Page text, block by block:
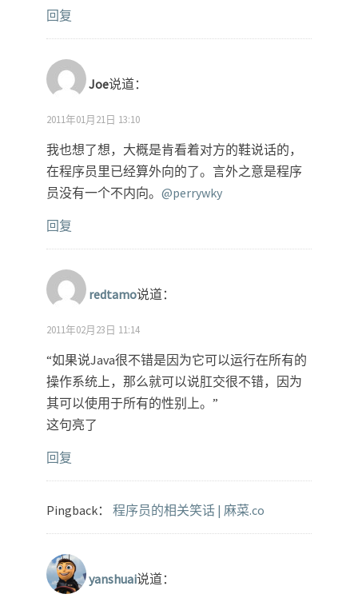
回复
Joe说道：
2011年01月21日 13:10
我也想了想，大概是肯看着对方的鞋说话的，
在程序员里已经算外向的了。言外之意是程序
员没有一个不内向。 @perrywky
回复
redtamo说道：
2011年02月23日 11:14
“如果说Java很不错是因为它可以运行在所有的
操作系统上，那么就可以说肛交很不错，因为
其可以使用于所有的性别上。”
这句亮了
回复
Pingback： 程序员的相关笑话 | 麻菜.co
yanshuai说道：